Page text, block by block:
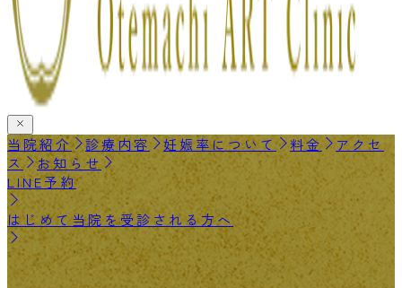
当院紹介 診療内容 妊娠率について 料金
アクセ
ス
お知らせ
LINE予約
はじめて当院を受診される方へ